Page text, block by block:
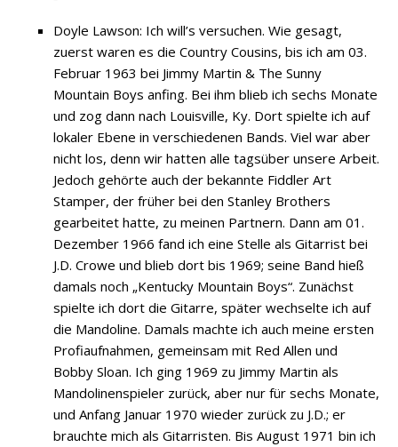
Doyle Lawson: Ich will’s versuchen. Wie gesagt,
zuerst waren es die Country Cousins, bis ich am 03.
Februar 1963 bei Jimmy Martin & The Sunny
Mountain Boys anfing. Bei ihm blieb ich sechs Monate
und zog dann nach Louisville, Ky. Dort spielte ich auf
lokaler Ebene in verschiedenen Bands. Viel war aber
nicht los, denn wir hatten alle tagsüber unsere Arbeit.
Jedoch gehörte auch der bekannte Fiddler Art
Stamper, der früher bei den Stanley Brothers
gearbeitet hatte, zu meinen Partnern. Dann am 01.
Dezember 1966 fand ich eine Stelle als Gitarrist bei
J.D. Crowe und blieb dort bis 1969; seine Band hieß
damals noch „Kentucky Mountain Boys“. Zunächst
spielte ich dort die Gitarre, später wechselte ich auf
die Mandoline. Damals machte ich auch meine ersten
Profiaufnahmen, gemeinsam mit Red Allen und
Bobby Sloan. Ich ging 1969 zu Jimmy Martin als
Mandolinenspieler zurück, aber nur für sechs Monate,
und Anfang Januar 1970 wieder zurück zu J.D.; er
brauchte mich als Gitarristen. Bis August 1971 bin ich